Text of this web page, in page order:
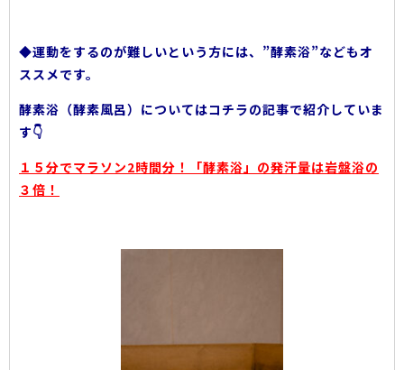
◆運動をするのが難しいという方には、”酵素浴”などもオ
ススメです。
酵素浴（酵素風呂）についてはコチラの記事で紹介していま
す👇
１５分でマラソン2時間分！「酵素浴」の発汗量は岩盤浴の
３倍！